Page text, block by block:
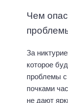
Чем
За
которое
проблемы
почками
не дают